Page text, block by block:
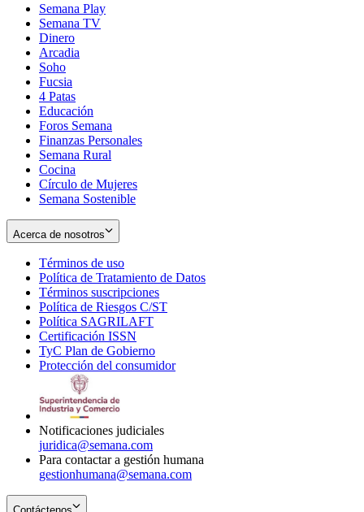
Semana Play
Semana TV
Dinero
Arcadia
Soho
in
new
window
Fucsia
in
new
window
4 Patas
Educación
Foros Semana
Finanzas Personales
Semana Rural
Cocina
Círculo de Mujeres
Semana Sostenible
Acerca de nosotros
Términos de uso
in
new
window
Política de Tratamiento de Datos
Términos suscripciones
in
Política de Riesgos C/ST
Política SAGRILAFT
new
window
Certificación ISSN
in
new
TyC Plan de Gobierno
in
Protección del consumidorOpens
Notificaciones judiciales
juridica@semana.com
Para contactar a gestión humana
gestionhumana@semana.com